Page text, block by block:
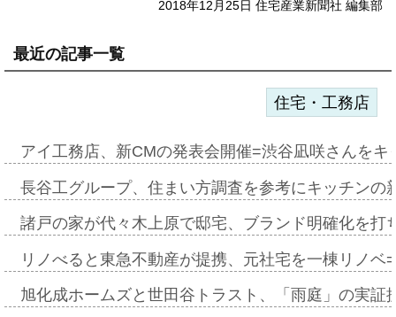
2018年12月25日 住宅産業新聞社 編集部
最近の記事一覧
住宅・工務店
アイ工務店、新CMの発表会開催=渋谷凪咲さんを
長谷工グループ、住まい方調査を参考にキッチン
諸戸の家が代々木上原で邸宅、ブランド明確化を
リノべると東急不動産が提携、元社宅を一棟リノ
旭化成ホームズと世田谷トラスト、「雨庭」の実